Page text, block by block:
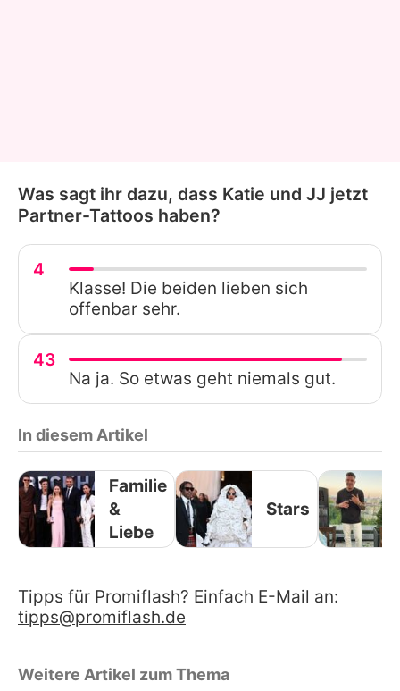
Was sagt ihr dazu, dass Katie und JJ jetzt
Partner-Tattoos haben?
4
Klasse! Die beiden lieben sich
offenbar sehr.
43
Na ja. So etwas geht niemals gut.
In diesem Artikel
Familie
&
Liebe
Stars
Tipps für Promiflash? Einfach E-Mail an:
tipps@promiflash.de
Weitere Artikel zum Thema